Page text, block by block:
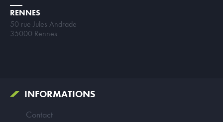
RENNES
50 rue Jules Andrade
35000 Rennes
INFORMATIONS
Contact